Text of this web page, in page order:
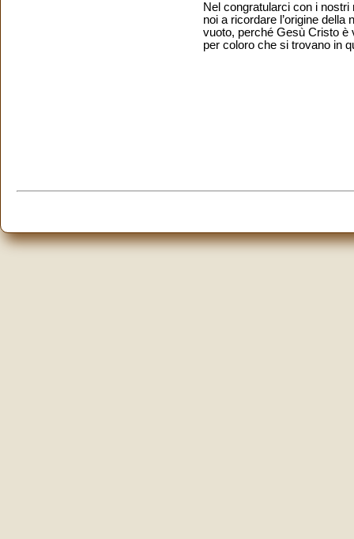
Nel congratularci con i
noi a ricordare l’origine
vuoto, perché Gesù Cristo è
per coloro che si trovano in